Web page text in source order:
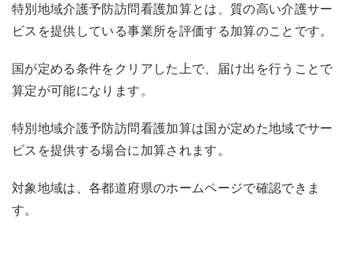
特別地域介護予防訪問看護加算とは、質の高い介護サー
ビスを提供している事業所を評価する加算のことです。
国が定める条件をクリアした上で、届け出を行うことで
算定が可能になります。
特別地域介護予防訪問看護加算は国が定めた地域でサー
ビスを提供する場合に加算されます。
対象地域は、各都道府県のホームページで確認できま
す。